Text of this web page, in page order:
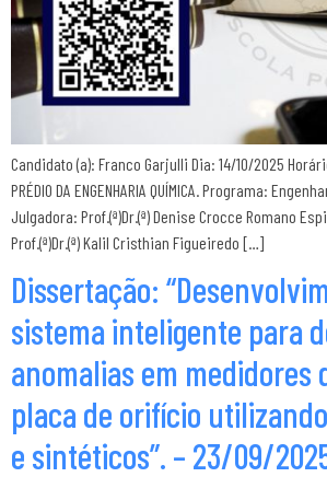
Candidato (a): Franco Garjulli Dia: 14/10/2025
PRÉDIO DA ENGENHARIA QUÍMICA. Programa:
Julgadora: Prof.(ª)Dr.(ª) Denise Crocce Romano
Prof.(ª)Dr.(ª) Kalil Cristhian Figueiredo […]
Dissertação:
sistema inteligente para
anomalias em medidores
placa de orifício
e sintéticos”. – 23/09/